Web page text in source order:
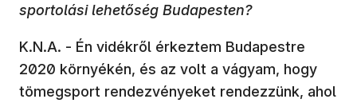
sportolási lehetőség Budapesten?
K.N.A. - Én vidékről érkeztem Budapestre
2020 környékén, és az volt a vágyam, hogy
tömegsport rendezvényeket rendezzünk, ahol